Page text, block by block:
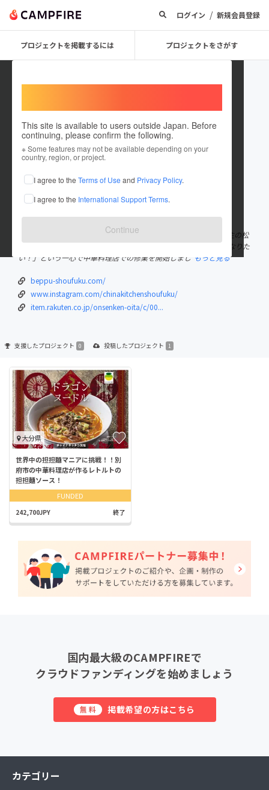
ログイン / 新規会員登録
プロジェクトを掲載するには プロジェクトをさがす
This site is available to users outside Japan. Before
continuing, please confirm the following.
※ Some features may not be available depending on your
country, region, or project.
I agree to the Terms of Use and Privacy Policy.
I agree to the International Support Terms.
Continue
China Kitchen SHOUFUKU
これまでに1件のプロジェクトを投稿しています
在住国：日本 現在地：大分県
出身国：日本 出身地：大分県
大分県別府市石垣にある中華料理店『チャイナキッチン笑福』店主の松
本鉄也です。 高校卒業後に「美味しい中華料理を提供する職人になりた
い！」という一心で中華料理店での修業を開始しまし もっと見る
beppu-shoufuku.com/
www.instagram.com/chinakitchenshoufuku/
item.rakuten.co.jp/onsenken-oita/c/00...
支援したプロジェクト 0 投稿したプロジェクト 1
大分県
世界中の担担麵マニアに挑戦！！別
府市の中華料理店が作るレトルトの
担担麺ソース！
FUNDED
242,700JPY 終了
国内最大級のCAMPFIREで
クラウドファンディングを始めましょう
無料 掲載希望の方はこちら
カテゴリー